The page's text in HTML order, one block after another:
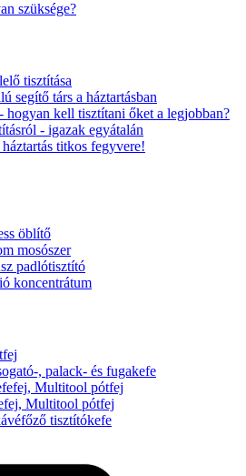
szüksége?
tisztítása
segítő társ a háztartásban
hogyan kell tisztítani őket a legjobban?
- igazak egyátalán
titkos fegyvere!
öblítő
mosószer
padlótisztító
koncentrátum
, palack- és fugakefe
Multitool pótfej
Multitool pótfej
tisztítókefe